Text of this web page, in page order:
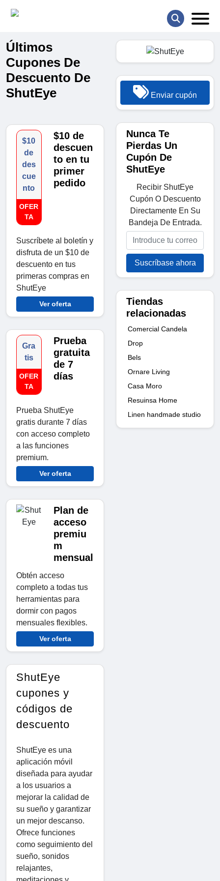
Últimos
Cupones De
Descuento De
ShutEye
$10
de
des
cue
nto
OFER
TA
$10 de
descuen
to en tu
primer
pedido
Suscríbete al boletín y
disfruta de un $10 de
descuento en tus
primeras compras en
ShutEye
Ver oferta
Gra
tis
OFER
TA
Prueba
gratuita
de 7
días
Prueba ShutEye
gratis durante 7 días
con acceso completo
a las funciones
premium.
Ver oferta
Plan de
acceso
premiu
m
mensual
Obtén acceso
completo a todas tus
herramientas para
dormir con pagos
mensuales flexibles.
Ver oferta
ShutEye
cupones y
códigos de
descuento
ShutEye es una
aplicación móvil
diseñada para ayudar
a los usuarios a
mejorar la calidad de
su sueño y garantizar
un mejor descanso.
Ofrece funciones
como seguimiento del
sueño, sonidos
relajantes,
Enviar cupón
Nunca Te
Pierdas Un
Cupón De
ShutEye
Recibir ShutEye
Cupón O Descuento
Directamente En Su
Bandeja De Entrada.
Suscríbase ahora
Tiendas
relacionadas
Comercial Candela
Drop
Bels
Ornare Living
Casa Moro
Resuinsa Home
Linen handmade studio